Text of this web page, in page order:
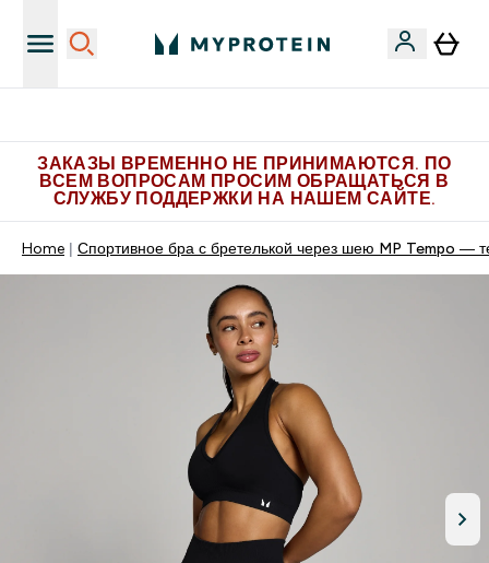
ЗАКАЗЫ ВРЕМЕННО НЕ ПРИНИМАЮТСЯ. ПО
ВСЕМ ВОПРОСАМ ПРОСИМ ОБРАЩАТЬСЯ В
СЛУЖБУ ПОДДЕРЖКИ НА НАШЕМ САЙТЕ.
Home Спортивное бра с бретелькой через шею MP Tempo —